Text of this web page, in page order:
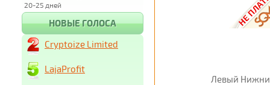
20-25 дней
Левый
НОВЫЕ ГОЛОСА
Cryptoize Limited
LajaProfit